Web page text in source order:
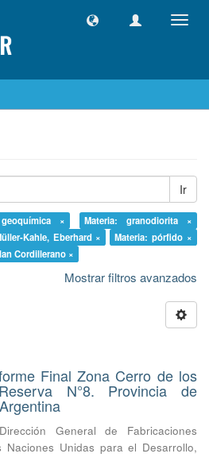
Ir
×
Materia: granodiorita ×
Kahle, Eberhard ×
Materia: pórfido ×
Cordillerano ×
Mostrar filtros avanzados
Final Zona Cerro de los
N°8. Provincia de
Dirección General de Fabricaciones
Naciones Unidas para el Desarrollo,